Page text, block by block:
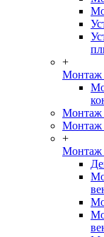
+
Монтаж
Монтаж
Монтаж
+
Монтаж